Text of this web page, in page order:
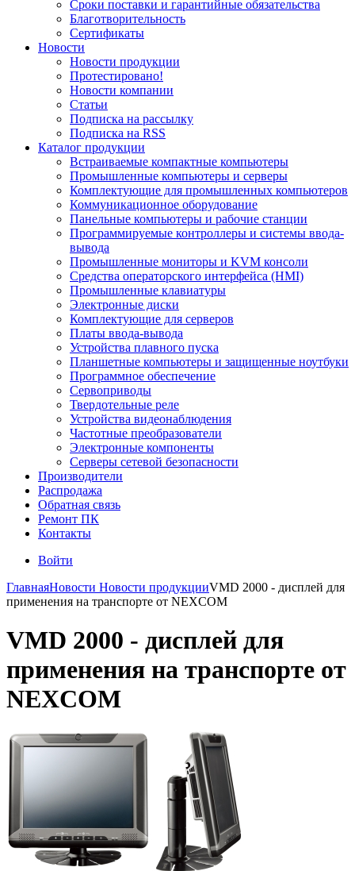
Сроки поставки и гарантийные обязательства
Благотворительность
Сертификаты
Новости
Новости продукции
Протестировано!
Новости компании
Статьи
Подписка на рассылку
Подписка на RSS
Каталог продукции
Встраиваемые компактные компьютеры
Промышленные компьютеры и серверы
Комплектующие для промышленных компьютеров
Коммуникационное оборудование
Панельные компьютеры и рабочие станции
Программируемые контроллеры и системы ввода-
вывода
Промышленные мониторы и KVM консоли
Средства операторского интерфейса (HMI)
Промышленные клавиатуры
Электронные диски
Комплектующие для серверов
Платы ввода-вывода
Устройства плавного пуска
Планшетные компьютеры и защищенные ноутбуки
Программное обеспечение
Сервоприводы
Твердотельные реле
Устройства видеонаблюдения
Частотные преобразователи
Электронные компоненты
Серверы сетевой безопасности
Производители
Распродажа
Обратная связь
Ремонт ПК
Контакты
Войти
ГлавнаяНовости Новости продукцииVMD 2000 - дисплей для
применения на транспорте от NEXCOM
VMD 2000 - дисплей для
применения на транспорте от
NEXCOM